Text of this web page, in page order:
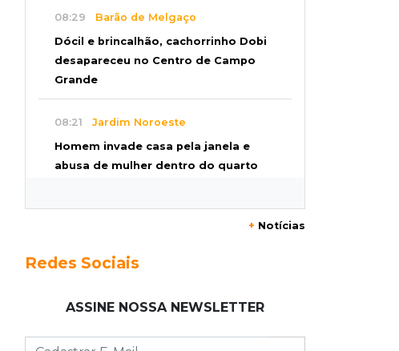
08:29 Barão de Melgaço
Dócil e brincalhão, cachorrinho Dobi
desapareceu no Centro de Campo
Grande
08:21 Jardim Noroeste
Homem invade casa pela janela e
abusa de mulher dentro do quarto
08:18Pecuária
Rebanho bovino de MS encolhe em
“estufa” e até matar seu cachorro
+ Notícias
Redes Sociais
ASSINE NOSSA NEWSLETTER